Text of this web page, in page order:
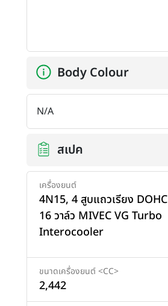
Body Colour
N/A
สเปค
เครื่องยนต์
4N15, 4 สูบแถวเรียง DOHC
16 วาล์ว MIVEC VG Turbo
Interocooler
ขนาดเครื่องยนต์ <CC>
2,442